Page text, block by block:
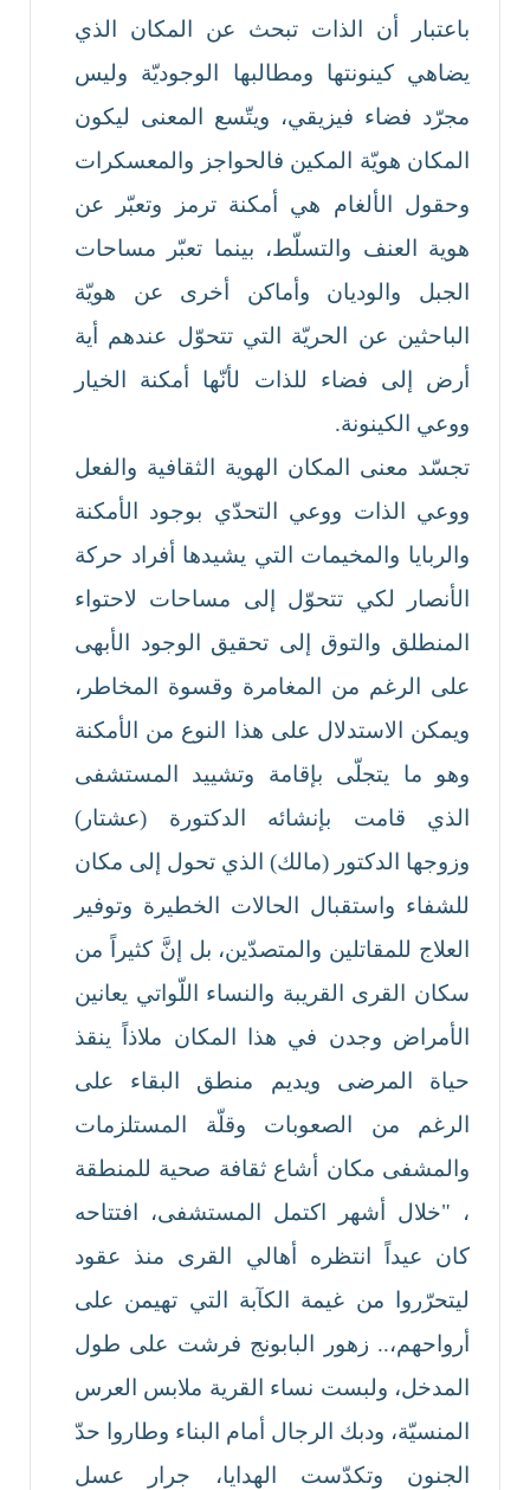
باعتبار أن الذات تبحث عن المكان الذي
يضاهي كينونتها ومطالبها الوجوديّة وليس
مجرّد فضاء فيزيقي، ويتّسع المعنى ليكون
المكان هويّة المكين فالحواجز والمعسكرات
وحقول الألغام هي أمكنة ترمز وتعبّر عن
هوية العنف والتسلّط، بينما تعبّر مساحات
الجبل والوديان وأماكن أخرى عن هويّة
الباحثين عن الحريّة التي تتحوّل عندهم أية
أرض إلى فضاء للذات لأنّها أمكنة الخيار
ووعي الكينونة.
تجسّد معنى المكان الهوية الثقافية والفعل
ووعي الذات ووعي التحدّي بوجود الأمكنة
والربايا والمخيمات التي يشيدها أفراد حركة
الأنصار لكي تتحوّل إلى مساحات لاحتواء
المنطلق والتوق إلى تحقيق الوجود الأبهى
على الرغم من المغامرة وقسوة المخاطر،
ويمكن الاستدلال على هذا النوع من الأمكنة
وهو ما يتجلّى بإقامة وتشييد المستشفى
الذي قامت بإنشائه الدكتورة (عشتار)
وزوجها الدكتور (مالك) الذي تحول إلى مكان
للشفاء واستقبال الحالات الخطيرة وتوفير
العلاج للمقاتلين والمتصدّين، بل إنَّ كثيراً من
سكان القرى القريبة والنساء اللّواتي يعانين
الأمراض وجدن في هذا المكان ملاذاً ينقذ
حياة المرضى ويديم منطق البقاء على
الرغم من الصعوبات وقلّة المستلزمات
والمشفى مكان أشاع ثقافة صحية للمنطقة
، "خلال أشهر اكتمل المستشفى، افتتاحه
كان عيداً انتظره أهالي القرى منذ عقود
ليتحرّروا من غيمة الكآبة التي تهيمن على
أرواحهم،.. زهور البابونج فرشت على طول
المدخل، ولبست نساء القرية ملابس العرس
المنسيّة، ودبك الرجال أمام البناء وطاروا حدّ
الجنون وتكدّست الهدايا، جرار عسل